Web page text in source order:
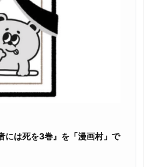
には死を3巻』を「漫画村」で